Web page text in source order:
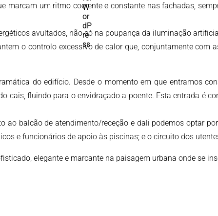
um ritmo coerente e constante nas fachadas,
avultados, não só na poupança da iluminação
o controlo excessivo de calor que, conjuntamente com
do edifício. Desde o momento em que entramos
fluindo para o envidraçado a poente. Esta entrada é
balcão de atendimento/receção e dali podemos optar
e funcionários de apoio às piscinas; e o circuito dos
elegante e marcante na paisagem urbana onde se